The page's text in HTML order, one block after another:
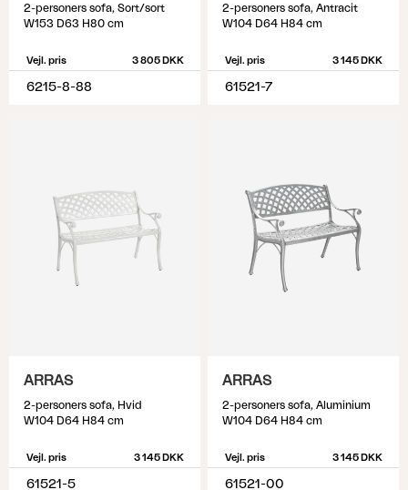
2-personers sofa, Sort/sort
W153 D63 H80 cm
Vejl. pris 3 805 DKK
6215-8-88
2-personers sofa, Antracit
W104 D64 H84 cm
Vejl. pris 3 145 DKK
61521-7
ARRAS
2-personers sofa, Hvid
W104 D64 H84 cm
Vejl. pris 3 145 DKK
61521-5
ARRAS
2-personers sofa, Aluminium
W104 D64 H84 cm
Vejl. pris 3 145 DKK
61521-00